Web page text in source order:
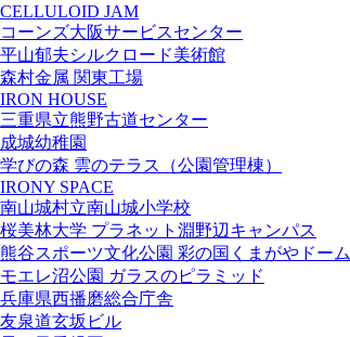
CELLULOID JAM
コーンズ大阪サービスセンター
平山郁夫シルクロード美術館
森村金属 関東工場
IRON HOUSE
三重県立熊野古道センター
成城幼稚園
学びの森 雲のテラス（公園管理棟）
IRONY SPACE
南山城村立南山城小学校
桜美林大学 プラネット淵野辺キャンパス
熊谷スポーツ文化公園 彩の国くまがやドーム
モエレ沼公園 ガラスのピラミッド
兵庫県西播磨総合庁舎
友泉道玄坂ビル